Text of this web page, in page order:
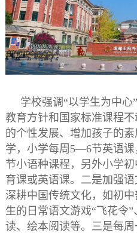
学校强调“以学生为中心
教育方针和国家标准课程
的个性发展、增加孩子的
学，小学每周5—6节英语
节小语种课程，另外小学
育课或英语课。二是加强语
深耕中国传统文化，如初
生的日常语文游戏“飞花令
读、绘本阅读等。三是每